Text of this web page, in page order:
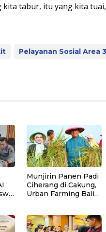
kita tabur, itu yang kita
Pelayanan Sosial Area
Munjirin Panen Padi
Ciherang di Cakung,
Urban Farming Bali